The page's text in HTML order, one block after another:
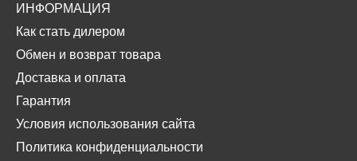
ИНФОРМАЦИЯ
Как стать дилером
Обмен и возврат товара
Доставка и оплата
Гарантия
Условия использования сайта
Политика конфиденциальности